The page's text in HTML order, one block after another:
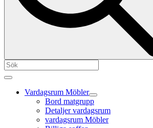
Vardagsrum Möbler
Bord matgrupp
Detaljer vardagsrum
vardagsrum Möbler